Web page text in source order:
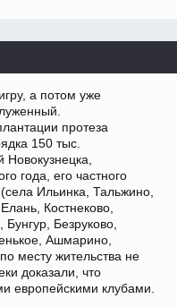
а потом уже
протеза
150 тыс.
года, его частного
Ильинка, Тальжино,
Костнеково,
Безруково,
Ашмарино,
месту жительства не
доказали, что
европейскими клубами.